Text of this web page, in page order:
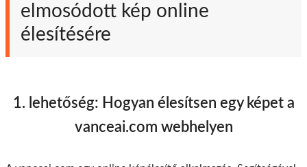
elmosódott kép online
élesítésére
1. lehetőség: Hogyan élesítsen egy képet a
vanceai.com webhelyen